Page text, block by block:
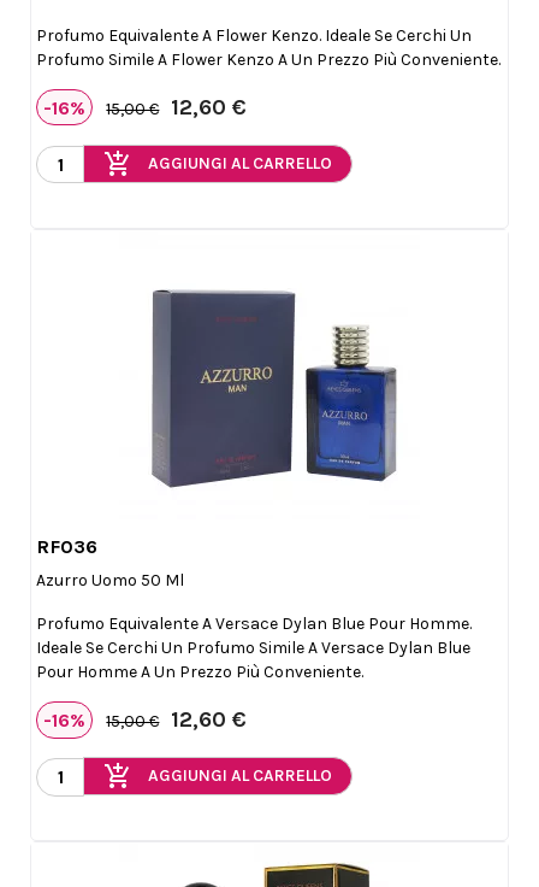
Profumo Equivalente A Flower Kenzo. Ideale Se Cerchi Un
Profumo Simile A Flower Kenzo A Un Prezzo Più Conveniente.
-16% 15,00 € 12,60 €
add_shopping_cart AGGIUNGI AL CARRELLO
RF036
Azurro Uomo 50 Ml
Profumo Equivalente A Versace Dylan Blue Pour Homme.
Ideale Se Cerchi Un Profumo Simile A Versace Dylan Blue
Pour Homme A Un Prezzo Più Conveniente.
-16% 15,00 € 12,60 €
add_shopping_cart AGGIUNGI AL CARRELLO